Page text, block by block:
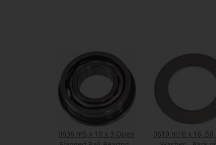
0636 m5 x 10 x 3 Open
0619 m10 x 16 .50